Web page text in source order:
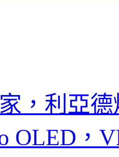
，利亞
OLED，